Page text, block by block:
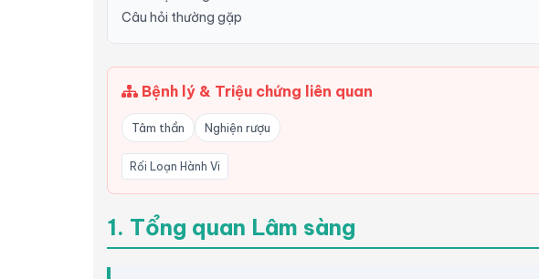
Câu hỏi thường gặp
Bệnh lý & Triệu chứng liên quan
Tâm thần Nghiện rượu
Rối Loạn Hành Vi
1. Tổng quan Lâm sàng